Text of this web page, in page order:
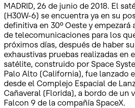
MADRID, 26 de junio de 2018. El
(H30W-6) se encuentra ya en su
definitiva en 30º Oeste y empezará
de telecomunicaciones para los
próximos días, después de haber
exhaustivas pruebas realizadas en
satélite, construido por Space
Palo Alto (California), fue lanzado
desde el Complejo Espacial de
Cañaveral (Florida), a bordo de un
Falcon 9 de la compañía SpaceX.